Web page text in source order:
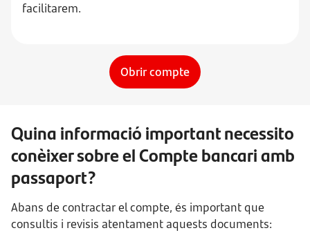
facilitarem.
Obrir compte
Quina informació important necessito
conèixer sobre el Compte bancari amb
passaport?
Abans de contractar el compte, és important que
consultis i revisis atentament aquests documents: